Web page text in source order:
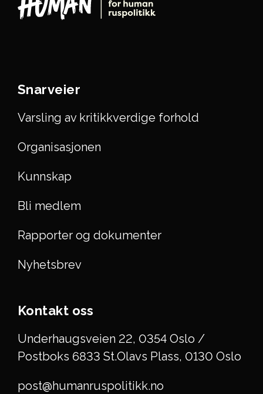
Snarveier
Varsling av kritikkverdige forhold
Organisasjonen
Kunnskap
Bli medlem
Rapporter og dokumenter
Nyhetsbrev
Kontakt oss
Underhaugsveien 22, 0354 Oslo /
Postboks 6833 St.Olavs Plass, 0130 Oslo
post@humanruspolitikk.no